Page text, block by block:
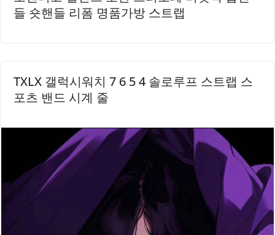
들 숏핸들 리폼 명품가방 스트랩
TXLX 갤럭시워치 7 6 5 4 솔로루프 스트랩 스
포츠 밴드 시계 줄